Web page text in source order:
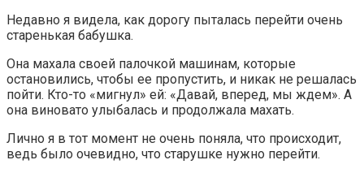
Недавно я видела, как дорогу пыталась перейти очень
старенькая бабушка.
Она махала своей палочкой машинам, которые
остановились, чтобы ее пропустить, и никак не решалась
пойти. Кто-то «мигнул» ей: «Давай, вперед, мы ждем». А
она виновато улыбалась и продолжала махать.
Лично я в тот момент не очень поняла, что происходит,
ведь было очевидно, что старушке нужно перейти.